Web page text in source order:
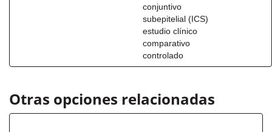
conjuntivo
subepitelial (ICS)
estudio clínico
comparativo
controlado
Otras opciones relacionadas